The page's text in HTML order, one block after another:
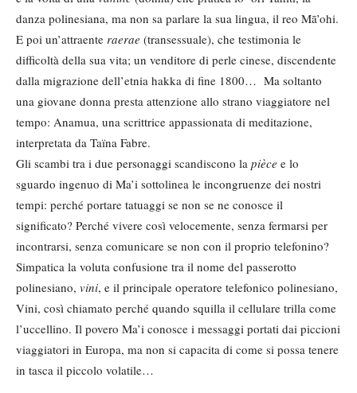
danza polinesiana, ma non sa parlare la sua lingua, il reo Mā’ohi.
E poi un’attraente raerae (transessuale), che testimonia le
difficoltà della sua vita; un venditore di perle cinese, discendente
dalla migrazione dell’etnia hakka di fine 1800… Ma soltanto
una giovane donna presta attenzione allo strano viaggiatore nel
tempo: Anamua, una scrittrice appassionata di meditazione,
interpretata da Taïna Fabre.
Gli scambi tra i due personaggi scandiscono la pièce e lo
sguardo ingenuo di Ma’i sottolinea le incongruenze dei nostri
tempi: perché portare tatuaggi se non se ne conosce il
significato? Perché vivere così velocemente, senza fermarsi per
incontrarsi, senza comunicare se non con il proprio telefonino?
Simpatica la voluta confusione tra il nome del passerotto
polinesiano, vini, e il principale operatore telefonico polinesiano,
Vini, così chiamato perché quando squilla il cellulare trilla come
l’uccellino. Il povero Ma’i conosce i messaggi portati dai piccioni
viaggiatori in Europa, ma non si capacita di come si possa tenere
in tasca il piccolo volatile…